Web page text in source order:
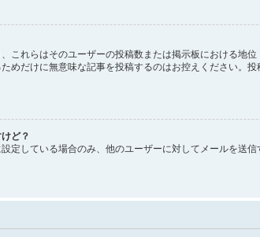
これらはそのユーザーの投稿数または掲示板における地
めだけに無意味な記事を投稿するのはお控えください。
ど？
定している場合のみ、他のユーザーに対してメールを送